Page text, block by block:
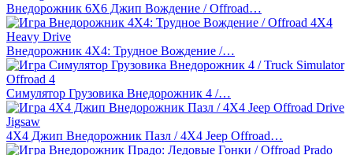
Внедорожник 6X6 Джип Вождение / Offroad…
Внедорожник 4X4: Трудное Вождение /…
Симулятор Грузовика Внедорожник 4 /…
4X4 Джип Внедорожник Пазл / 4X4 Jeep Offroad…